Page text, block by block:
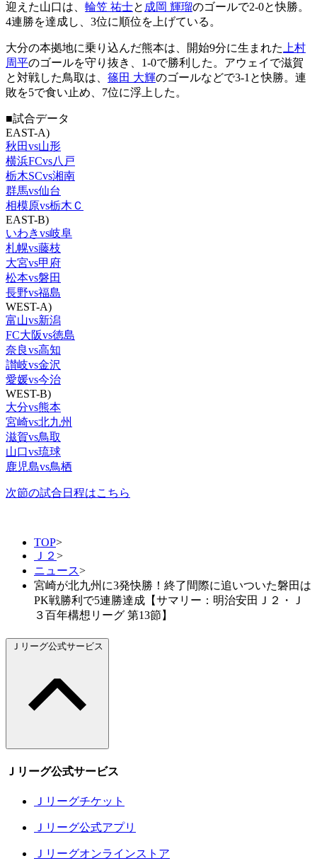
迎えた山口は、 輪笠 祐士と 成岡 輝瑠のゴールで2-0と快勝。
4連勝を達成し、3位に順位を上げている。
大分の本拠地に乗り込んだ熊本は、開始9分に生まれた 上村
周平のゴールを守り抜き、1-0で勝利した。アウェイで滋賀
と対戦した鳥取は、 篠田 大輝のゴールなどで3-1と快勝。連
敗を5で食い止め、7位に浮上した。
■試合データ
EAST-A)
秋田vs山形
横浜FCvs八戸
栃木SCvs湘南
群馬vs仙台
相模原vs栃木Ｃ
EAST-B)
いわきvs岐阜
札幌vs藤枝
大宮vs甲府
松本vs磐田
長野vs福島
WEST-A)
富山vs新潟
FC大阪vs徳島
奈良vs高知
讃岐vs金沢
愛媛vs今治
WEST-B)
大分vs熊本
宮崎vs北九州
滋賀vs鳥取
山口vs琉球
鹿児島vs鳥栖
次節の試合日程はこちら
TOP>
Ｊ２ >
ニュース>
宮崎が北九州に3発快勝！終了間際に追いついた磐田は
PK戦勝利で5連勝達成【サマリー：明治安田Ｊ２・Ｊ
３百年構想リーグ 第13節】
Ｊリーグ公式サービス
Ｊリーグ公式サービス
Ｊリーグチケット
Ｊリーグ公式アプリ
Ｊリーグオンラインストア